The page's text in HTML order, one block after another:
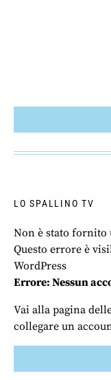
LO SPALLINO TV
Non è stato fornito
Questo errore è
WordPress
Errore: Nessun
Vai alla pagina
collegare un